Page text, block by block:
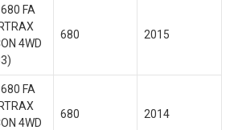
FA
4WD
680 2015
FA
4WD
680 2014